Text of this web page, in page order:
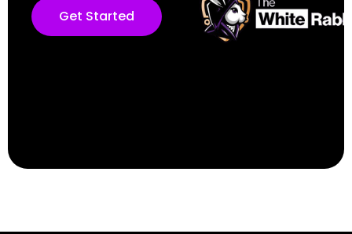
Get Started